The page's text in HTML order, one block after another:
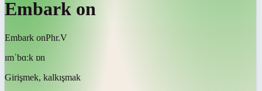
Embark on
Embark onPhr.V
ɪmˈbɑːk ɒn
Girişmek, kalkışmak